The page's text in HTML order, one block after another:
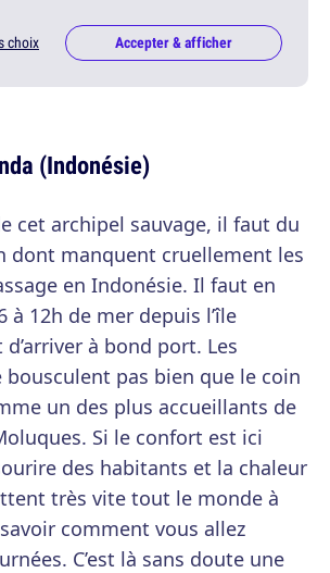
choix Accepter & afficher
(Indonésie)
cet archipel sauvage, il faut du
dont manquent cruellement les
en Indonésie. Il faut en
à 12h de mer depuis l’île
d’arriver à bond port. Les
pas bien que le coin
un des plus accueillants de
Si le confort est ici
des habitants et la chaleur
très vite tout le monde à
savoir comment vous allez
C’est là sans doute une